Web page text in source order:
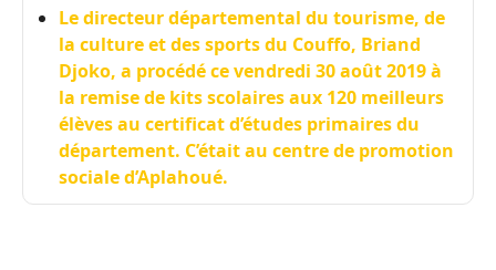
Le directeur départemental du tourisme, de
la culture et des sports du Couffo, Briand
Djoko, a procédé ce vendredi 30 août 2019 à
la remise de kits scolaires aux 120 meilleurs
élèves au certificat d’études primaires du
département. C’était au centre de promotion
sociale d’Aplahoué.